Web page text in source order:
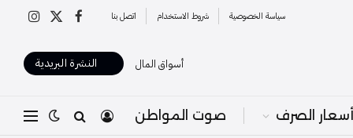
سياسة الخصوصية شروط الاستخدام اتصل بنا فيسبوك
X
أسواق المال النشرة البريدية
أسعار الصرف صوت المواطن